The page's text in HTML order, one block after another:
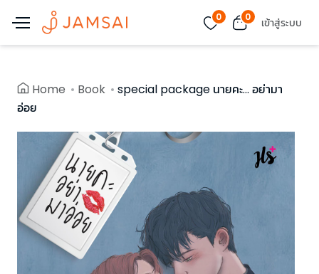
0 0 เข้าสู่ระบบ
Home Book
special package นายคะ... อย่ามา
อ่อย